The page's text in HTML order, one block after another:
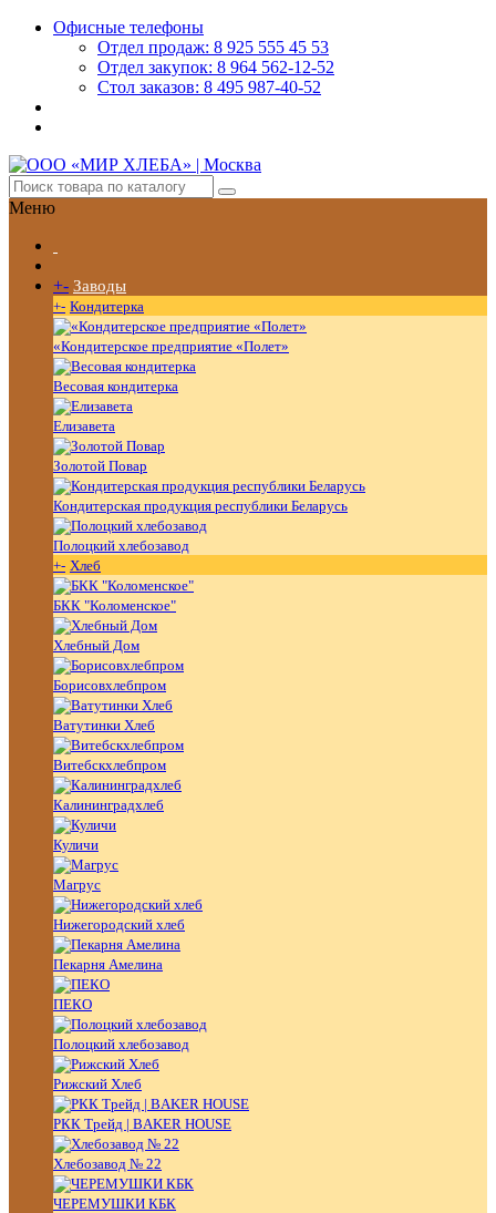
Офисные телефоны
Отдел продаж: 8 925 555 45 53
Отдел закупок: 8 964 562-12-52
Стол заказов: 8 495 987-40-52
Меню
+- Заводы
+- Кондитерка
«Кондитерское предприятие «Полет»
Весовая кондитерка
Елизавета
Золотой Повар
Кондитерская продукция республики Беларусь
Полоцкий хлебозавод
+- Хлеб
БКК "Коломенское"
Хлебный Дом
Борисовхлебпром
Ватутинки Хлеб
Витебскхлебпром
Калининградхлеб
Куличи
Магрус
Нижегородский хлеб
Пекарня Амелина
ПЕКО
Полоцкий хлебозавод
Рижский Хлеб
РКК Трейд | BAKER HOUSE
Хлебозавод № 22
ЧЕРЕМУШКИ КБК